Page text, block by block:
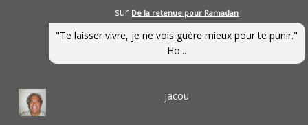
sur De la retenue pour Ramadan
"Te laisser vivre, je ne vois guère mieux pour te punir."
Ho...
jacou